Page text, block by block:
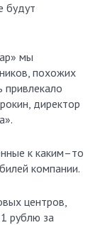
будут
мы
похожих
привлекало
директор
к каким–то
компании.
центров,
рублю за